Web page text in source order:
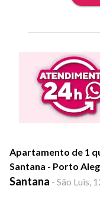
Apartamento de 1
Santana - Porto
Santana - São Luis,